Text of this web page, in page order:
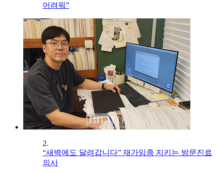
어려워”
2.
“새벽에도 달려갑니다” 재가임종 지키는 방문진료
의사